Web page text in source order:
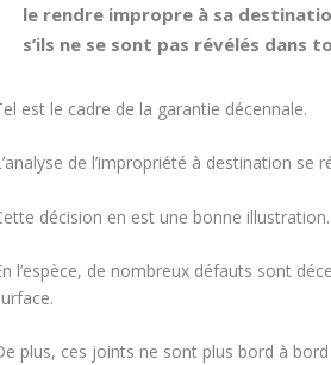
le rendre impropre à sa
s’ils ne se sont pas révélés dans
est le cadre de la garantie décennale.
de l’impropriété à destination se
décision en est une bonne illustration.
l’espèce, de nombreux défauts sont
plus, ces joints ne sont plus bord à